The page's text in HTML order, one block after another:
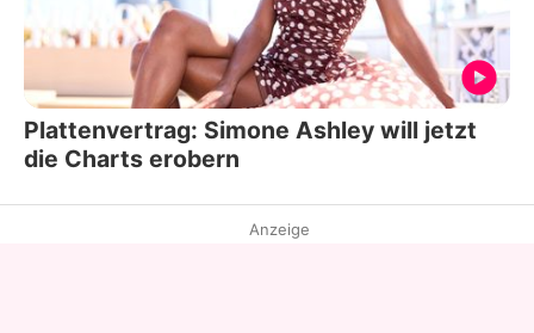
Plattenvertrag: Simone Ashley will jetzt
die Charts erobern
Anzeige